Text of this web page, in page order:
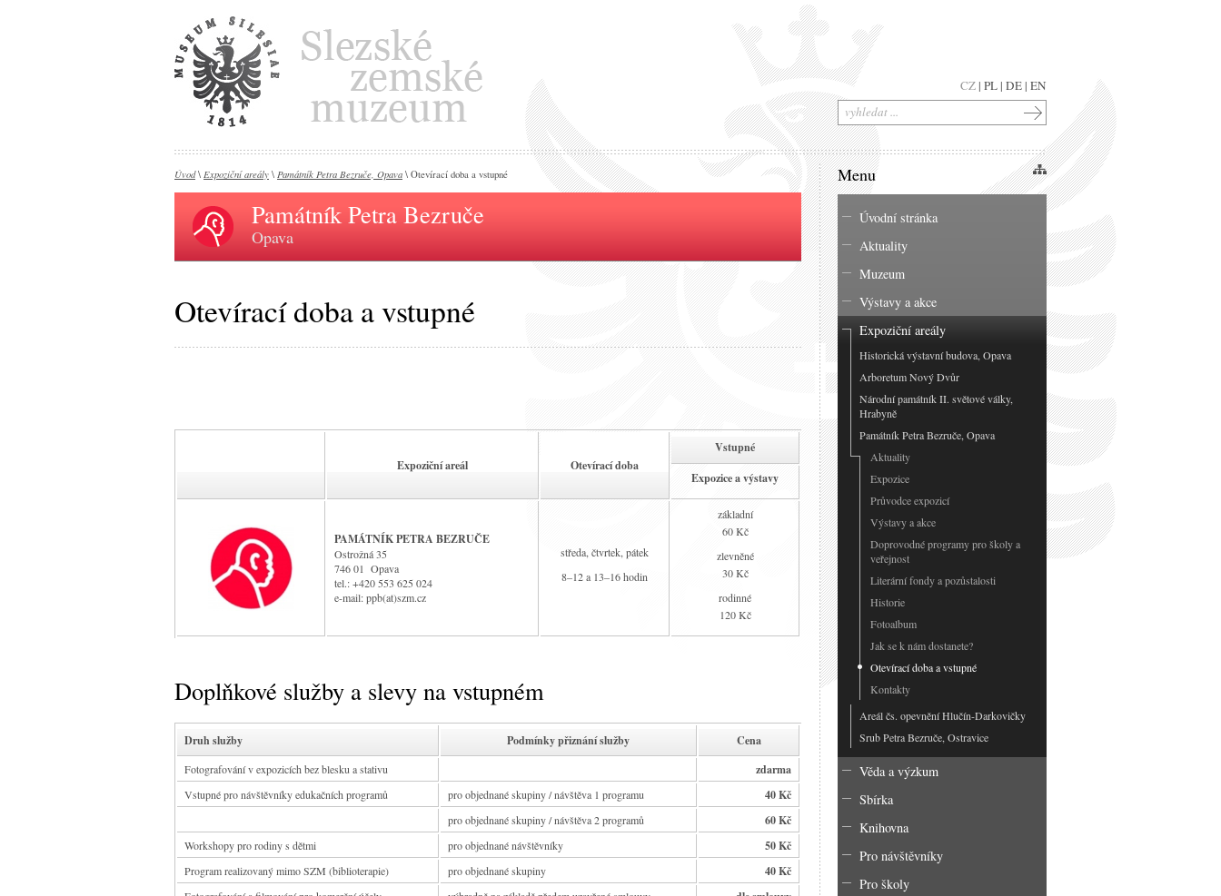
Úvod\ Expoziční areály \ Památník Petra Bezruče, Opava \ Otevírací doba a vstupné
Památník Petra Bezruče
Opava
Otevírací doba a vstupné
Expoziční areál Otevírací doba
Vstupné
Expozice a výstavy
PAMÁTNÍK PETRA BEZRUČE
Ostrožná 35
746 01 Opava
tel.: +420 553 625 024
e-mail: ppb(at)szm.cz
středa, čtvrtek, pátek
8–12 a 13–16 hodin
základní
60 Kč
zlevněné
30 Kč
rodinné
120 Kč
Doplňkové služby a slevy na vstupném
Druh služby Podmínky přiznání služby Cena
Fotografování v expozicích bez blesku a stativu zdarma
Vstupné pro návštěvníky edukačních programů pro objednané skupiny / návštěva 1 programu 40 Kč
pro objednané skupiny / návštěva 2 programů 60 Kč
Workshopy pro rodiny s dětmi pro objednané návštěvníky 50 Kč
Program realizovaný mimo SZM (biblioterapie) pro objednané skupiny 40 Kč
Menu
Úvodní stránka
Aktuality
Muzeum
Výstavy a akce
Expoziční areály
Historická výstavní budova, Opava
Arboretum Nový Dvůr
Národní památník II. světové války,
Hrabyně
Památník Petra Bezruče, Opava
Aktuality
Expozice
Průvodce expozicí
Výstavy a akce
Doprovodné programy pro školy a
veřejnost
Literární fondy a pozůstalosti
Historie
Fotoalbum
Jak se k nám dostanete?
Otevírací doba a vstupné
Kontakty
Areál čs. opevnění Hlučín-Darkovičky
Srub Petra Bezruče, Ostravice
Věda a výzkum
Sbírka
Knihovna
Pro návštěvníky
Pro školy
CZ | PL | DE | EN